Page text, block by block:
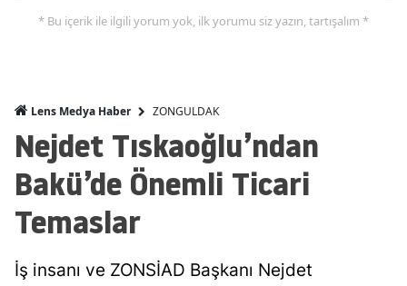
* Bu içerik ile ilgili yorum yok, ilk yorumu siz yazın, tartışalım *
Lens Medya Haber ZONGULDAK
Nejdet Tıskaoğlu’ndan
Bakü’de Önemli Ticari
Temaslar
İş insanı ve ZONSİAD Başkanı Nejdet